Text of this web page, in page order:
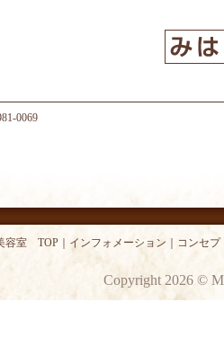
0069
容室 TOP インフォメーション コンセプ
Copyright 2026 ©